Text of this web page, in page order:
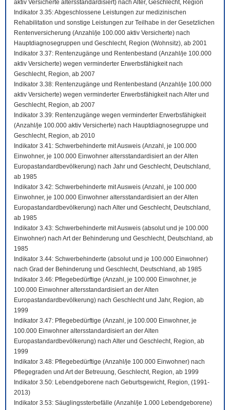
aktiv Versicherte altersstandardisiert) nach Alter, Geschlecht, Region
Indikator 3.35: Abgeschlossene Leistungen zur medizinischen
Rehabilitation und sonstige Leistungen zur Teilhabe in der Gesetzlichen
Rentenversicherung (Anzahl/je 100.000 aktiv Versicherte) nach
Hauptdiagnosegruppen und Geschlecht, Region (Wohnsitz), ab 2001
Indikator 3.37: Rentenzugänge und Rentenbestand (Anzahl/je 100.000
aktiv Versicherte) wegen verminderter Erwerbsfähigkeit nach
Geschlecht, Region, ab 2007
Indikator 3.38: Rentenzugänge und Rentenbestand (Anzahl/je 100.000
aktiv Versicherte) wegen verminderter Erwerbsfähigkeit nach Alter und
Geschlecht, Region, ab 2007
Indikator 3.39: Rentenzugänge wegen verminderter Erwerbsfähigkeit
(Anzahl/je 100.000 aktiv Versicherte) nach Hauptdiagnosegruppe und
Geschlecht, Region, ab 2010
Indikator 3.41: Schwerbehinderte mit Ausweis (Anzahl, je 100.000
Einwohner, je 100.000 Einwohner altersstandardisiert an der Alten
Europastandardbevölkerung) nach Jahr und Geschlecht, Deutschland,
ab 1985
Indikator 3.42: Schwerbehinderte mit Ausweis (Anzahl, je 100.000
Einwohner, je 100.000 Einwohner altersstandardisiert an der Alten
Europastandardbevölkerung) nach Alter und Geschlecht, Deutschland,
ab 1985
Indikator 3.43: Schwerbehinderte mit Ausweis (absolut und je 100.000
Einwohner) nach Art der Behinderung und Geschlecht, Deutschland, ab
1985
Indikator 3.44: Schwerbehinderte (absolut und je 100.000 Einwohner)
nach Grad der Behinderung und Geschlecht, Deutschland, ab 1985
Indikator 3.46: Pflegebedürftige (Anzahl, je 100.000 Einwohner, je
100.000 Einwohner altersstandardisiert an der Alten
Europastandardbevölkerung) nach Geschlecht und Jahr, Region, ab
1999
Indikator 3.47: Pflegebedürftige (Anzahl, je 100.000 Einwohner, je
100.000 Einwohner altersstandardisiert an der Alten
Europastandardbevölkerung) nach Alter und Geschlecht, Region, ab
1999
Indikator 3.48: Pflegebedürftige (Anzahl/je 100.000 Einwohner) nach
Pflegegraden und Art der Betreuung, Geschlecht, Region, ab 1999
Indikator 3.50: Lebendgeborene nach Geburtsgewicht, Region, (1991-
2013)
Indikator 3.53: Säuglingssterbefälle (Anzahl/je 1.000 Lebendgeborene)